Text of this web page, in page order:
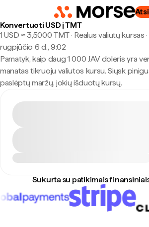
Konvertuoti USD į TMT
1 USD ≈ 3,5000 TMT · Realus valiutų kursas ·
rugpjūčio 6 d., 9:02
Pamatyk, kaip daug 1 000 JAV doleris yra
manatas tikruoju valiutos kursu. Siųsk
paslėptų maržų, jokių išduotų kursų.
Sukurta su patikimais